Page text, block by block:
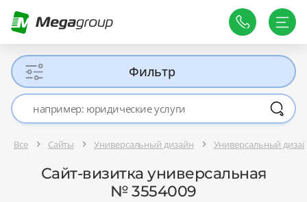
Фильтр
Все Сайты Универсальный дизайн Универсальный
Сайт-визитка универсальная
№ 3554009